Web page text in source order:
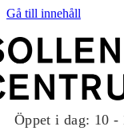
Gå till innehåll
Öppet i dag: 10 -